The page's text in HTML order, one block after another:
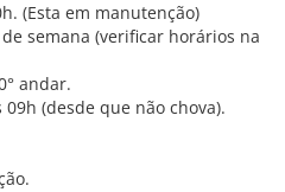
(Esta em manutenção)
semana (verificar horários na
andar.
(desde que não chova).